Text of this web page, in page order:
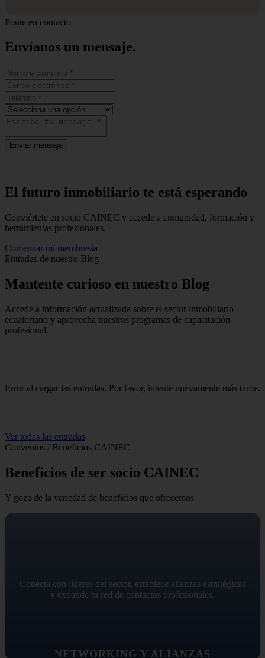
Ponte en contacto
Envíanos un mensaje.
Enviar mensaje
El futuro inmobiliario te está esperando
Conviértete en socio CAINEC y accede a comunidad, formación y
herramientas profesionales.
Comenzar mi membresía
Entradas de nuestro Blog
Mantente curioso en nuestro Blog
Accede a información actualizada sobre el sector inmobiliario
ecuatoriano y aprovecha nuestros programas de capacitación
profesional.
Error al cargar las entradas. Por favor, intente nuevamente más tarde.
Ver todas las entradas
Convenios / Beneficios CAINEC
Beneficios de ser socio CAINEC
Y goza de la variedad de beneficios que ofrecemos
NETWORKING Y ALIANZAS
Conecta con líderes del sector, establece alianzas estratégicas
y expande tu red de contactos profesionales.